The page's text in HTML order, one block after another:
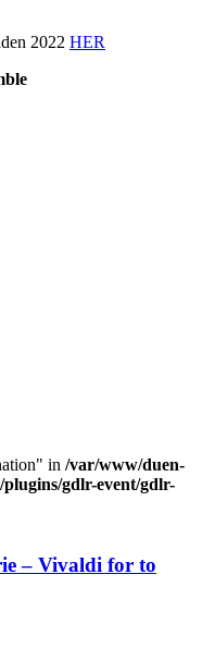
2022 HER
in /var/www/duen-
gdlr-event/gdlr-
– Vivaldi for to